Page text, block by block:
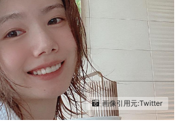
画像引用元:Twitter